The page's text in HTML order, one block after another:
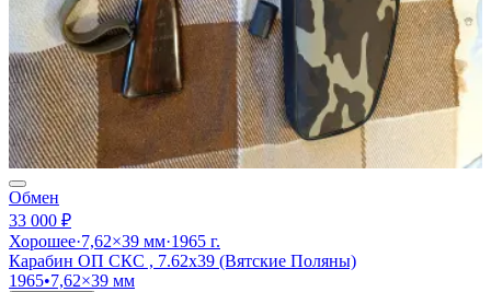
Обмен
33 000 ₽
Хорошее·7,62×39 мм·1965 г.
Карабин ОП СКС , 7.62х39 (Вятские Поляны)
1965•7,62×39 мм